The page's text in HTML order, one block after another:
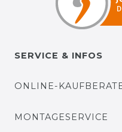
SERVICE & INFOS
ONLINE-
MONTAGESERVICE